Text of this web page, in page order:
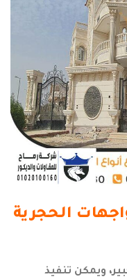
الحجرية
ويمكن تنفيذ